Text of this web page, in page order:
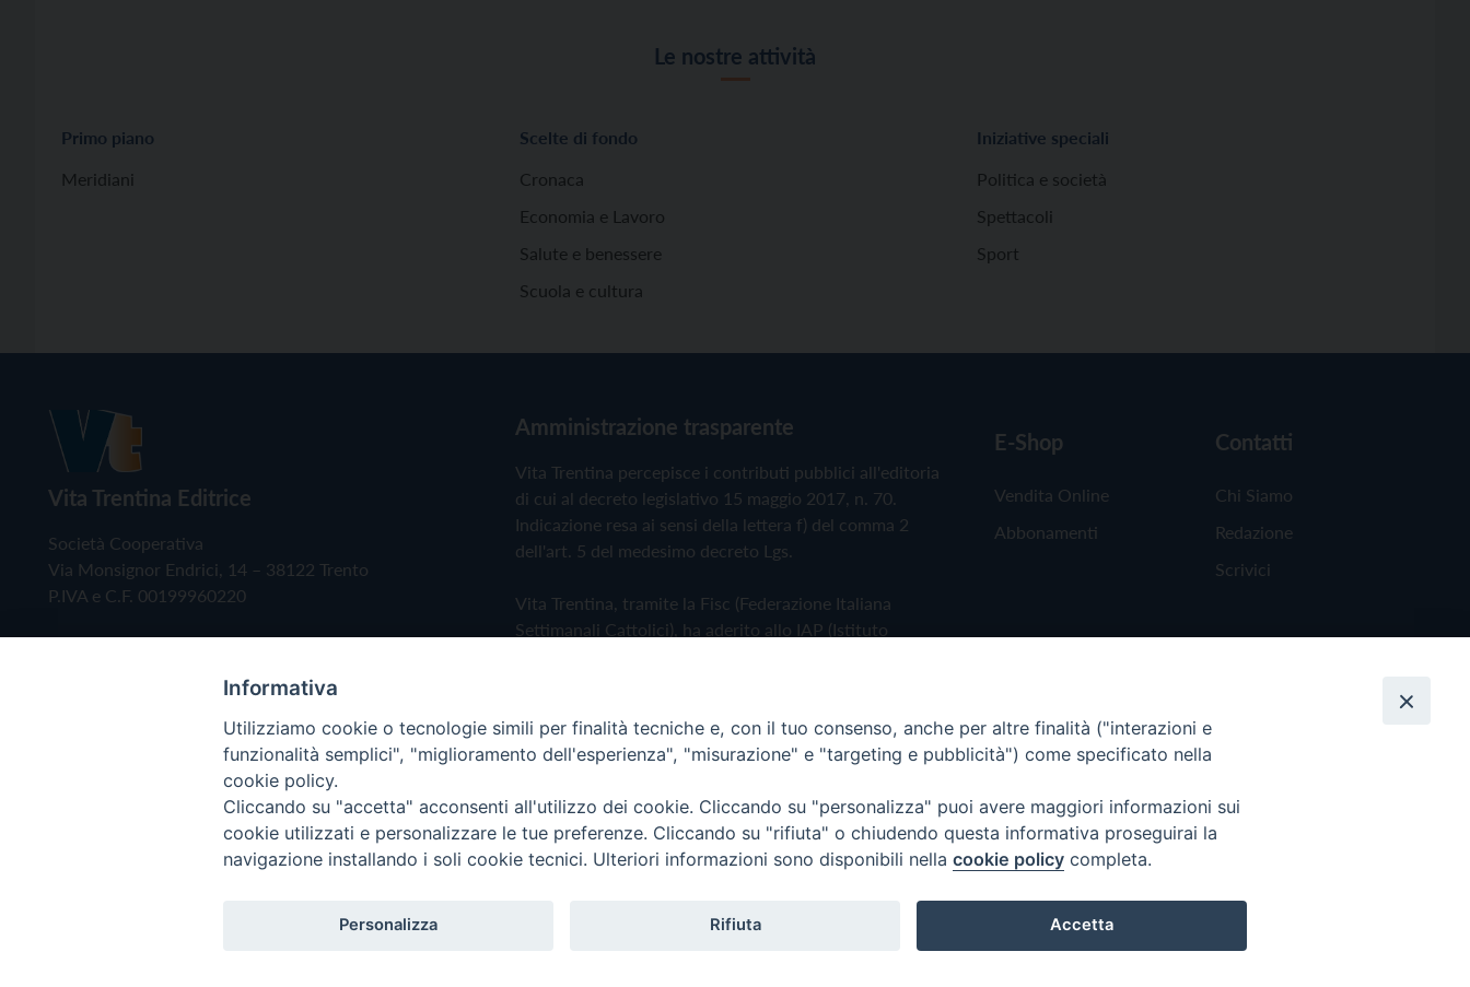
Le nostre attività
Primo piano
Meridiani
Scelte di fondo
Cronaca
Economia e Lavoro
Salute e benessere
Scuola e cultura
Iniziative speciali
Politica e società
Spettacoli
Sport
Vita Trentina Editrice
Società Cooperativa
Via Monsignor Endrici, 14 – 38122 Trento
P.IVA e C.F. 00199960220
Amministrazione trasparente
Vita Trentina percepisce i contributi pubblici all'editoria
di cui al decreto legislativo 15 maggio 2017, n. 70.
Indicazione resa ai sensi della lettera f) del comma 2
dell'art. 5 del medesimo decreto Lgs.
Vita Trentina, tramite la Fisc (Federazione Italiana
Settimanali Cattolici), ha aderito allo IAP (Istituto
Privacy Policy Cookie Policy
E-Shop
Vendita Online
Abbonamenti
Contatti
Chi Siamo
Redazione
Scrivici
Copyright © 2019 - Tutti i diritti riservati - Vita Trentina Editrice
Informativa
Utilizziamo cookie o tecnologie simili per finalità tecniche e, con il tuo consenso, anche per altre finalità ("interazioni e
funzionalità semplici", "miglioramento dell'esperienza", "misurazione" e "targeting e pubblicità") come specificato nella
cookie policy.
Cliccando su "accetta" acconsenti all'utilizzo dei cookie. Cliccando su "personalizza" puoi avere maggiori informazioni sui
cookie utilizzati e personalizzare le tue preferenze. Cliccando su "rifiuta" o chiudendo questa informativa proseguirai la
navigazione installando i soli cookie tecnici. Ulteriori informazioni sono disponibili nella cookie policy completa.
Personalizza Rifiuta Accetta